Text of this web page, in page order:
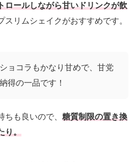
ロールしながら甘いドリンクが飲
スリムシェイクがおすすめです。
ョコラもかなり甘めで、甘党
得の一品です！
ちも良いので、 糖質制限の置き換
り。